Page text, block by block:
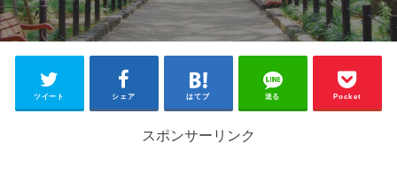
ツイート シェア はてブ 送る Pocket
スポンサーリンク